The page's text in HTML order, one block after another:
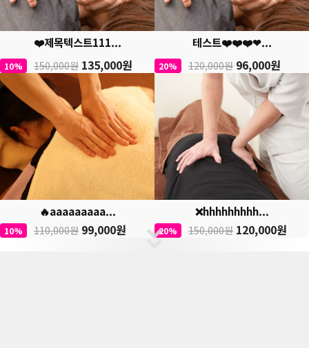
❤️제목텍스트111...
10% 150,000원 135,000원
테스트❤️❤️❤️❤...
20% 120,000원 96,000원
🔥aaaaaaaaa...
10% 110,000원 99,000원
❌hhhhhhhhh...
20% 150,000원 120,000원